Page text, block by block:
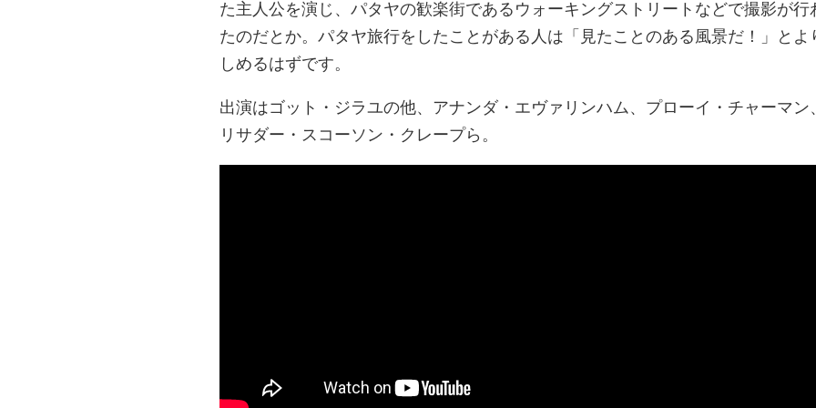
た主人公を演じ、パタヤの歓楽街であるウォーキングストリートなどで撮影が行
たのだとか。パタヤ旅行をしたことがある人は「見たことのある風景だ！」とよ
しめるはずです。
出演はゴット・ジラユの他、アナンダ・エヴァリンハム、プローイ・チャーマン
リサダー・スコーソン・クレープら。